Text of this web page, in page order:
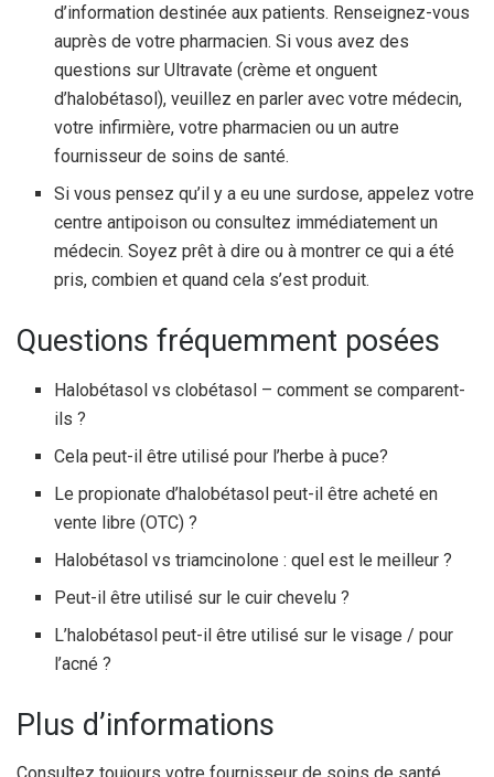
d’information destinée aux patients. Renseignez-vous
auprès de votre pharmacien. Si vous avez des
questions sur Ultravate (crème et onguent
d’halobétasol), veuillez en parler avec votre médecin,
votre infirmière, votre pharmacien ou un autre
fournisseur de soins de santé.
Si vous pensez qu’il y a eu une surdose, appelez votre
centre antipoison ou consultez immédiatement un
médecin. Soyez prêt à dire ou à montrer ce qui a été
pris, combien et quand cela s’est produit.
Questions fréquemment posées
Halobétasol vs clobétasol – comment se comparent-
ils ?
Cela peut-il être utilisé pour l’herbe à puce?
Le propionate d’halobétasol peut-il être acheté en
vente libre (OTC) ?
Halobétasol vs triamcinolone : quel est le meilleur ?
Peut-il être utilisé sur le cuir chevelu ?
L’halobétasol peut-il être utilisé sur le visage / pour
l’acné ?
Plus d’informations